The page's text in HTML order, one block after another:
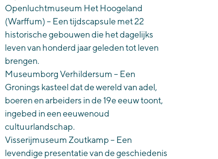
Openluchtmuseum Het Hoogeland
(Warffum) – Een tijdscapsule met 22
historische gebouwen die het dagelijks
leven van honderd jaar geleden tot leven
brengen.
Museumborg Verhildersum – Een
Gronings kasteel dat de wereld van adel,
boeren en arbeiders in de 19e eeuw toont,
ingebed in een eeuwenoud
cultuurlandschap.
Visserijmuseum Zoutkamp – Een
levendige presentatie van de geschiedenis